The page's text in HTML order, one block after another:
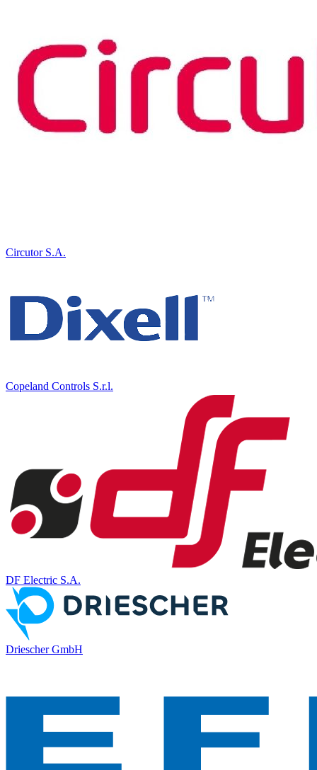
Circutor S.A.
Copeland Controls S.r.l.
DF Electric S.A.
Driescher GmbH